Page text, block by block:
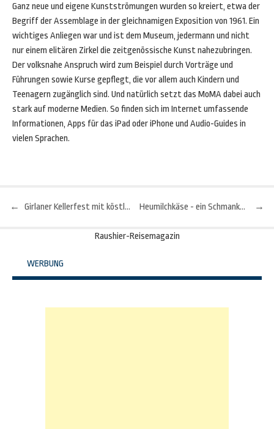
Ganz neue und eigene Kunstströmungen wurden so kreiert, etwa der
Begriff der Assemblage in der gleichnamigen Exposition von 1961. Ein
wichtiges Anliegen war und ist dem Museum, jedermann und nicht
nur einem elitären Zirkel die zeitgenössische Kunst nahezubringen.
Der volksnahe Anspruch wird zum Beispiel durch Vorträge und
Führungen sowie Kurse gepflegt, die vor allem auch Kindern und
Teenagern zugänglich sind. Und natürlich setzt das MoMA dabei auch
stark auf moderne Medien. So finden sich im Internet umfassende
Informationen, Apps für das iPad oder iPhone und Audio-Guides in
vielen Sprachen.
Beitragsnavigation
← Girlaner Kellerfest mit köstlichen Spezialitäten →
Heumilchkäse - ein Schmankerl-Tipp aus dem Salzburger Seenland
Raushier-Reisemagazin
WERBUNG